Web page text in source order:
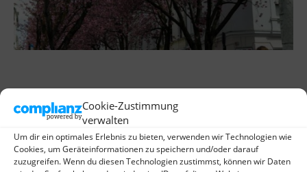
Cookie-Zustimmung
verwalten
Um dir ein optimales Erlebnis zu bieten, verwenden wir Technologien wie
Cookies, um Geräteinformationen zu speichern und/oder darauf
zuzugreifen. Wenn du diesen Technologien zustimmst, können wir Daten